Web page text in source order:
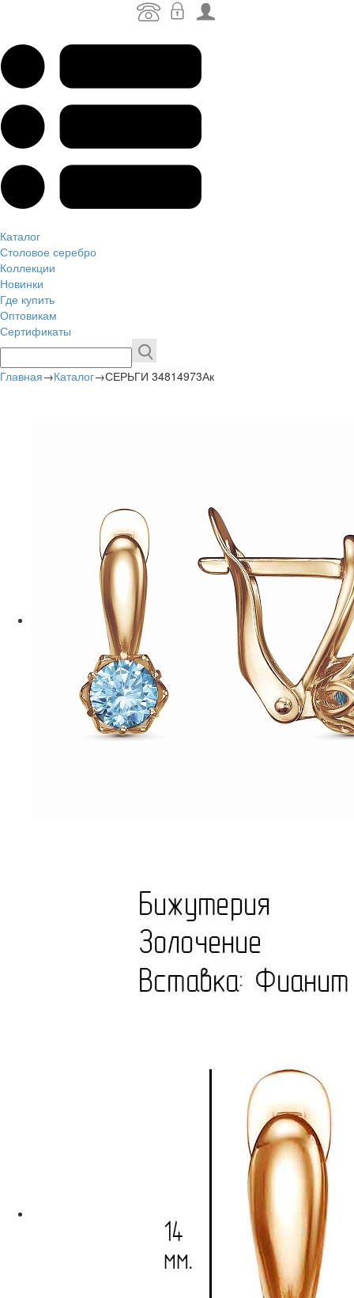
Каталог
Столовое серебро
Коллекции
Новинки
Где купить
Оптовикам
Сертификаты
Главная→Каталог→СЕРЬГИ 34814973Ак